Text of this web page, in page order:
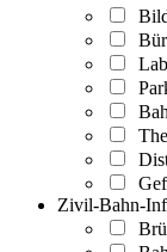
Zivil-Bahn-